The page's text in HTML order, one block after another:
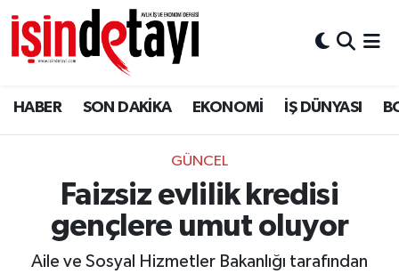
HABER SON DAKİKA EKONOMİ İŞ DÜNYASI
GÜNCEL
Faizsiz evlilik kredisi
gençlere umut oluyor
Aile ve Sosyal Hizmetler Bakanlığı tarafından
DÜNYA
Eğitim
ENERJİ HABERİ
Nöbetçi Eczaneler
Hava Durumu
İstanbul Namaz Vakitleri
Trafik Durumu